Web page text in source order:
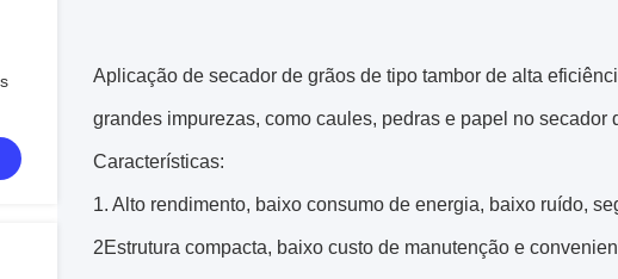
Aplicação de secador de grãos de tipo tambor de alta
grandes impurezas, como caules, pedras e papel no
Características:
1. Alto rendimento, baixo consumo de energia, baixo ruído,
2Estrutura compacta, baixo custo de manutenção e